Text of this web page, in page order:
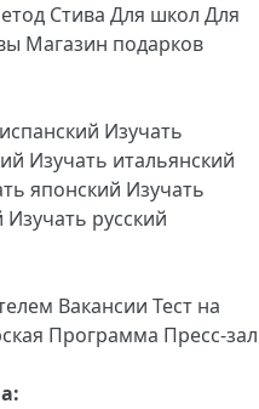
Стива Для школ Для
Магазин подарков
Изучать
Изучать итальянский
японский Изучать
Изучать русский
Вакансии Тест на
Программа Пресс-зал